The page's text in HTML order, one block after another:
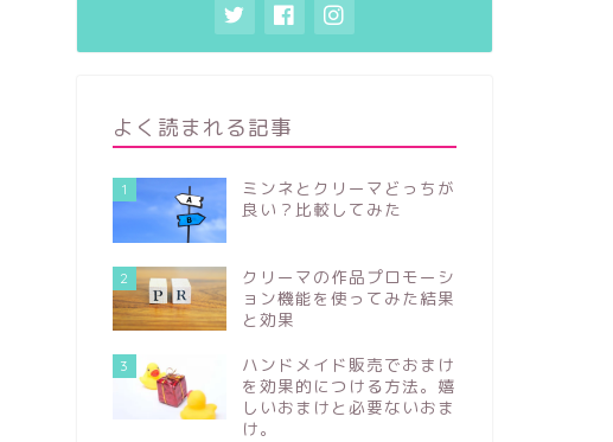
よく読まれる記事
1
ミンネとクリーマどっちが
良い？比較してみた
2
クリーマの作品プロモーシ
ョン機能を使ってみた結果
と効果
3
ハンドメイド販売でおまけ
を効果的につける方法。嬉
しいおまけと必要ないおま
け。